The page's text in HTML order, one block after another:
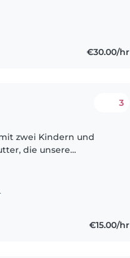
€30.00/hr
3
zwei Kindern und
die unsere
€15.00/hr